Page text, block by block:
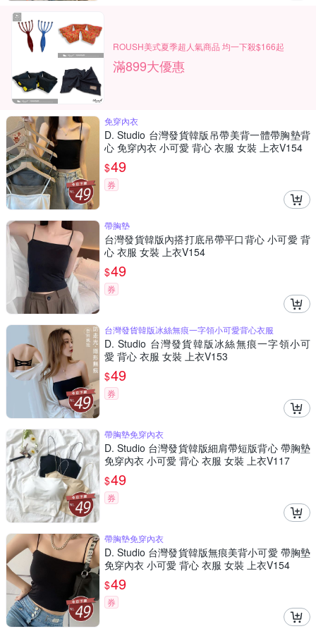
ROUSH美式夏季超人氣商品 均一下殺$166起
滿899大優惠
免穿內衣
D. Studio 台灣發貨韓版吊帶美背一體帶胸墊背
心 免穿內衣 小可愛 背心 衣服 女裝 上衣V154
$49
券
帶胸墊
台灣發貨韓版內搭打底吊帶平口背心 小可愛 背
心 衣服 女裝 上衣V154
$49
券
台灣發貨韓版冰絲無痕一字領小可愛背心衣服
D. Studio 台灣發貨韓版冰絲無痕一字領小可
愛 背心 衣服 女裝 上衣V153
$49
券
帶胸墊免穿內衣
D. Studio 台灣發貨韓版細肩帶短版背心 帶胸墊
免穿內衣 小可愛 背心 衣服 女裝 上衣V117
$49
券
帶胸墊免穿內衣
D. Studio 台灣發貨韓版無痕美背小可愛 帶胸墊
免穿內衣 小可愛 背心 衣服 女裝 上衣V154
$49
券